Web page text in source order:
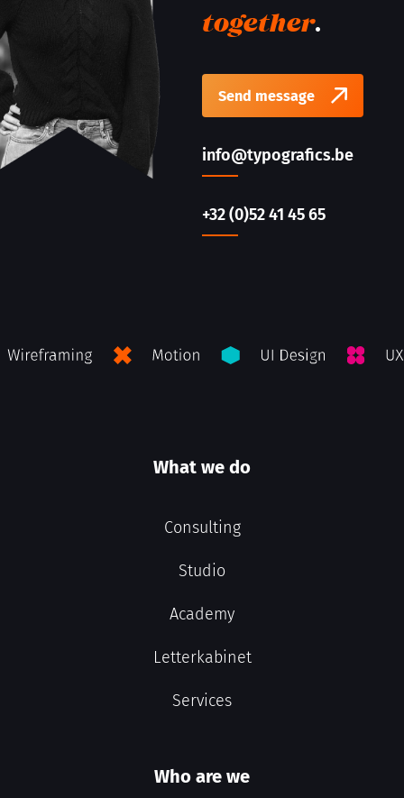
together.
Send message
info@typografics.be
+32 (0)52 41 45 65
What we do
Consulting
Studio
Academy
Letterkabinet
Services
Who are we